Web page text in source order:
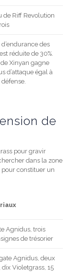
de Riff Revolution
des
réduite de 30%.
de Xinyan gagne
d’attaque égal à
défense.
de
pour gravir
dans la zone
constituer un
Agnidus, trois
de trésorier
Agnidus, deux
Violetgrass, 15